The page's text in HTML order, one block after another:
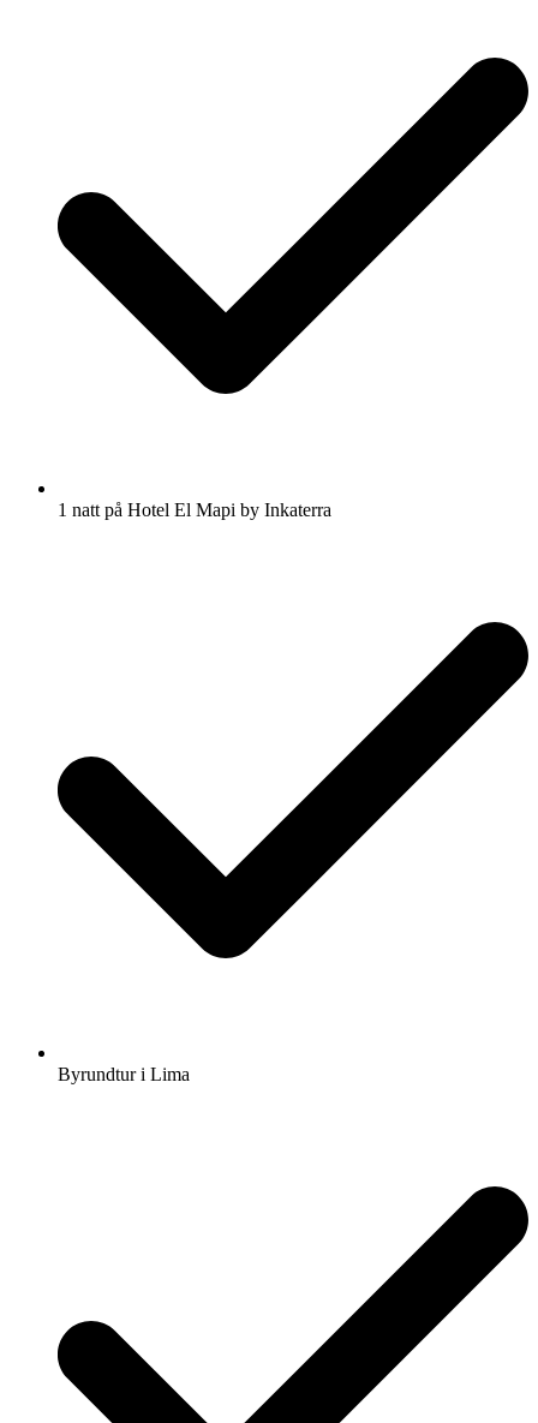
1 natt på Hotel El Mapi by Inkaterra
Byrundtur i Lima